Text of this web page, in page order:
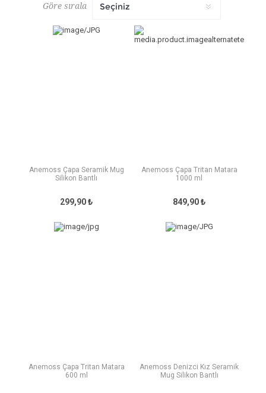
Göre sırala
Anemoss Çapa Seramik Mug
Silikon Bantlı
299,90 ₺
Anemoss Çapa Tritan Matara
1000 ml
849,90 ₺
Anemoss Çapa Tritan Matara
600 ml
Anemoss Denizci Kız Seramik
Mug Silikon Bantlı